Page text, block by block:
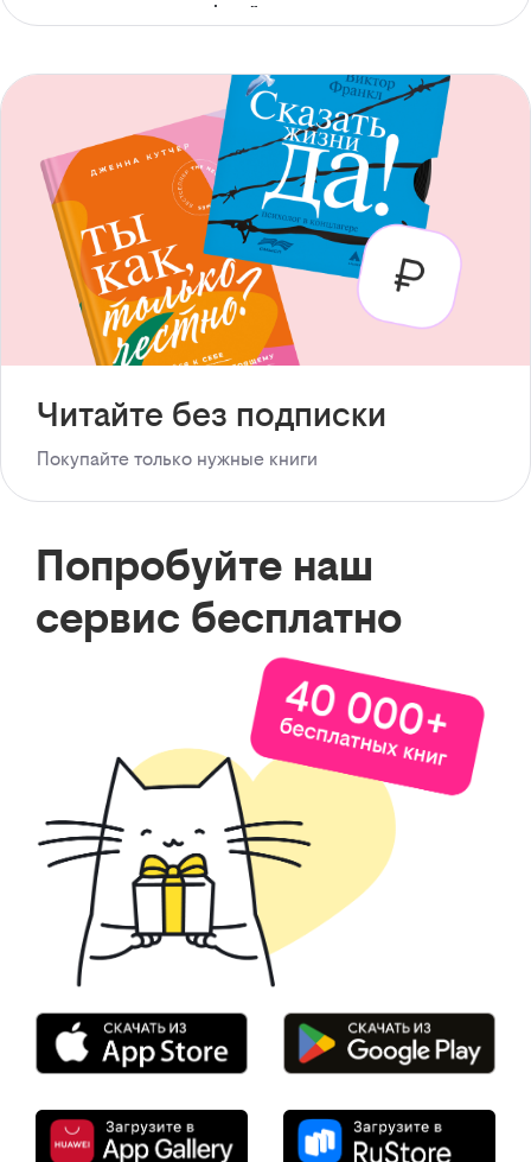
с доступом офлайн
Читайте без подписки
Покупайте только нужные книги
Попробуйте наш
сервис бесплатно